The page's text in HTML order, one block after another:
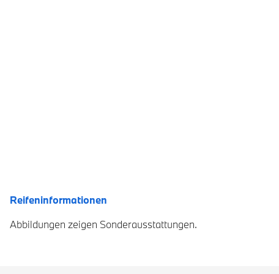
Reifeninformationen
Abbildungen zeigen Sonderausstattungen.